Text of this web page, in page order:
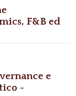
F&B ed
e
-